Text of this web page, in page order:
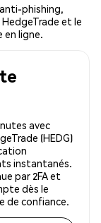
phishing,
et le
en ligne.
avec
(HEDG)
instantanés.
par 2FA et
dès le
de confiance.